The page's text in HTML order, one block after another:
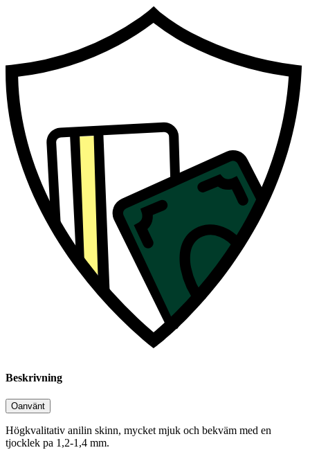
Beskrivning
Oanvänt
Högkvalitativ anilin skinn, mycket mjuk och bekväm med en
tjocklek pa 1,2-1,4 mm.